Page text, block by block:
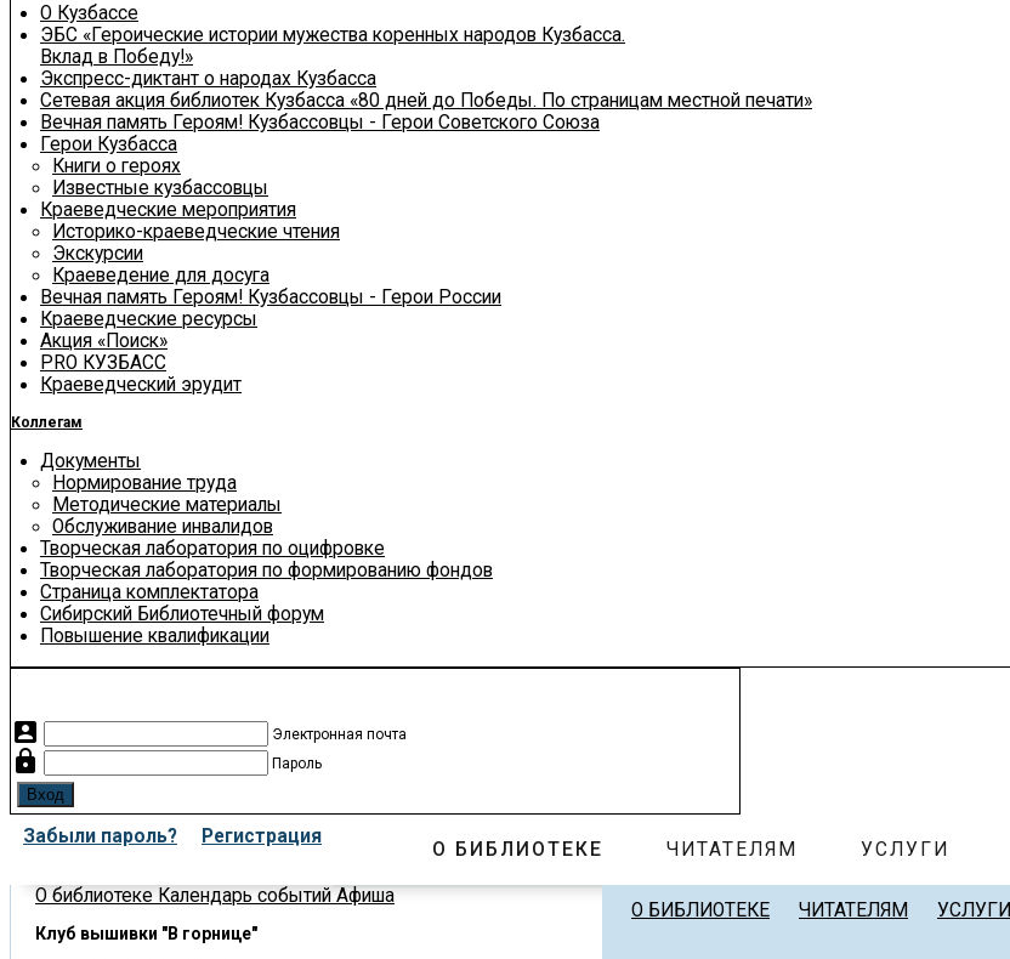
О Кузбассе
ЭБС «Героические истории мужества коренных народов Кузбасса.
Вклад в Победу!»
Экспресс-диктант о народах Кузбасса
Сетевая акция библиотек Кузбасса «80 дней до Победы. По страницам местной печати»
Вечная память Героям! Кузбассовцы - Герои Советского Союза
Герои Кузбасса
Книги о героях
Известные кузбассовцы
Краеведческие мероприятия
Историко-краеведческие чтения
Экскурсии
Краеведение для досуга
Вечная память Героям! Кузбассовцы - Герои России
Краеведческие ресурсы
Акция «Поиск»
PRO КУЗБАСС
Краеведческий эрудит
Коллегам
Документы
Нормирование труда
Методические материалы
Обслуживание инвалидов
Творческая лаборатория по оцифровке
Творческая лаборатория по формированию фондов
Страница комплектатора
Сибирский Библиотечный форум
Повышение квалификации
account_box Электронная почта
lock Пароль
Забыли пароль? Регистрация
О БИБЛИОТЕКЕ ЧИТАТЕЛЯМ УСЛУГИ
О библиотекеКалендарь событийАфиша
Клуб вышивки "В горнице"
О БИБЛИОТЕКЕ ЧИТАТЕЛЯМ УСЛУГИ